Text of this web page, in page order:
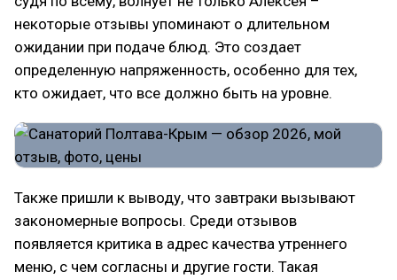
некоторые отзывы упоминают о длительном
ожидании при подаче блюд. Это создает
определенную напряженность, особенно для тех,
кто ожидает, что все должно быть на уровне.
Также пришли к выводу, что завтраки вызывают
закономерные вопросы. Среди отзывов
появляется критика в адрес качества утреннего
меню, с чем согласны и другие гости. Такая